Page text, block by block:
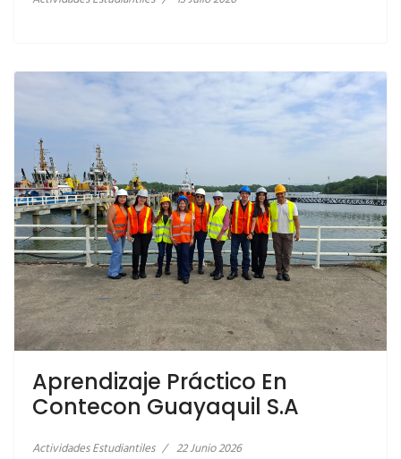
Aprendizaje Práctico En
Contecon Guayaquil S.A
Actividades Estudiantiles 22 Junio 2026